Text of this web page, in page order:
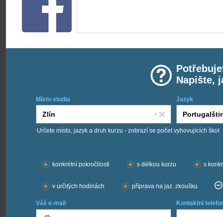
Napište,
Místo studia Jazyk
Určete místo, jazyk a druh kurzu - zobrazí se počet vyhovujících škol
konkrétní pokročilosti
s délkou kurzu s
v určitých hodinách příprava na jaz. zkoušku
Váš e-mail Kontaktní